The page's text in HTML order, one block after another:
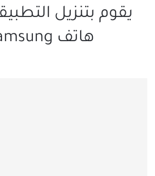
يقوم بتنزيل
هاتف Samsung